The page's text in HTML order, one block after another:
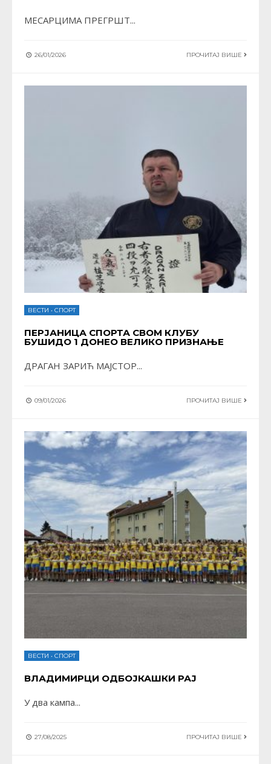
МЕСАРЦИМА ПРЕГРШТ...
26/01/2026 ПРОЧИТАЈ ВИШЕ
ВЕСТИ • СПОРТ
ПЕРЈАНИЦА СПОРТА СВОМ КЛУБУ
БУШИДО 1 ДОНЕО ВЕЛИКО ПРИЗНАЊЕ
ДРАГАН ЗАРИЋ МАЈСТОР...
09/01/2026 ПРОЧИТАЈ ВИШЕ
ВЕСТИ • СПОРТ
ВЛАДИМИРЦИ ОДБОЈКАШКИ РАЈ
У два кампа...
27/08/2025 ПРОЧИТАЈ ВИШЕ